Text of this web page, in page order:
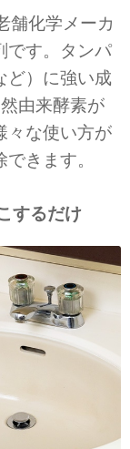
舗化学メーカ
です。タンパ
ど）に強い成
由来酵素が
々な使い方が
きます。
するだけ